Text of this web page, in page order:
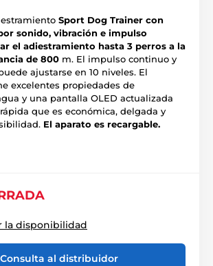
Sport Dog Trainer con
sonido, vibración e impulso
el adiestramiento hasta 3 perros a la
de 800 m. El impulso continuo y
ajustarse en 10 niveles. El
excelentes propiedades de
y una pantalla OLED actualizada
que es económica, delgada y
El aparato es recargable.
la disponibilidad
Consulta al distribuidor